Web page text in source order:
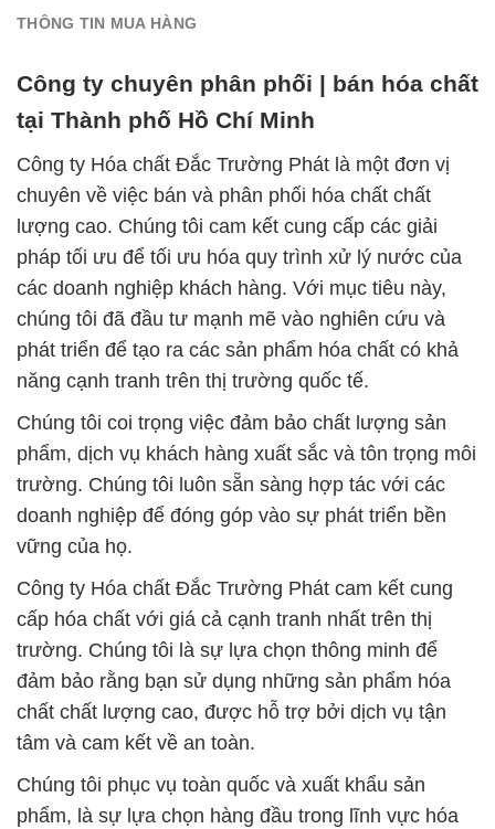
THÔNG TIN MUA HÀNG
Công ty chuyên phân phối | bán hóa chất
tại Thành phố Hồ Chí Minh
Công ty Hóa chất Đắc Trường Phát là một đơn vị
chuyên về việc bán và phân phối hóa chất chất
lượng cao. Chúng tôi cam kết cung cấp các giải
pháp tối ưu để tối ưu hóa quy trình xử lý nước của
các doanh nghiệp khách hàng. Với mục tiêu này,
chúng tôi đã đầu tư mạnh mẽ vào nghiên cứu và
phát triển để tạo ra các sản phẩm hóa chất có khả
năng cạnh tranh trên thị trường quốc tế.
Chúng tôi coi trọng việc đảm bảo chất lượng sản
phẩm, dịch vụ khách hàng xuất sắc và tôn trọng môi
trường. Chúng tôi luôn sẵn sàng hợp tác với các
doanh nghiệp để đóng góp vào sự phát triển bền
vững của họ.
Công ty Hóa chất Đắc Trường Phát cam kết cung
cấp hóa chất với giá cả cạnh tranh nhất trên thị
trường. Chúng tôi là sự lựa chọn thông minh để
đảm bảo rằng bạn sử dụng những sản phẩm hóa
chất chất lượng cao, được hỗ trợ bởi dịch vụ tận
tâm và cam kết về an toàn.
Chúng tôi phục vụ toàn quốc và xuất khẩu sản
phẩm, là sự lựa chọn hàng đầu trong lĩnh vực hóa